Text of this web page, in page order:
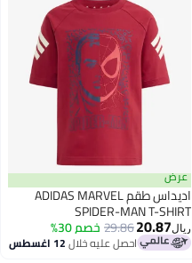
عرض
اديداس طقم ADIDAS MARVEL
SPIDER-MAN T-SHIRT
ريال20.87
29.86خصم 30%
احصل عليه خلال12 اغسطس